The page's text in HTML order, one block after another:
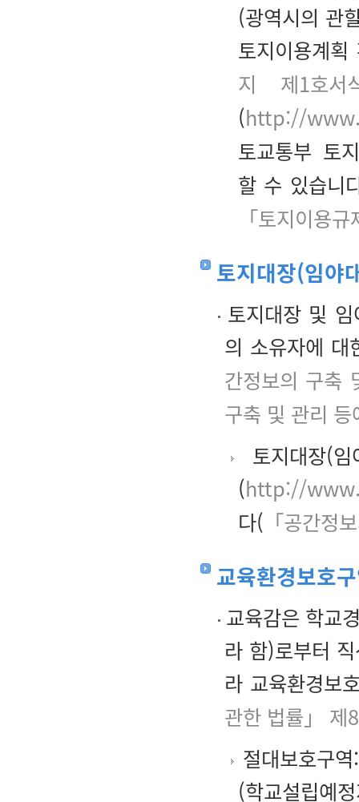
(광역시의 관
토지이용계획
지 제1호서
(http://
토교통부 토
할 수 있습니
「토지이용
토지대장(임야
토지대장 및
의 소유자에 대
간정보의 구축
구축 및 관리
토지대장(
(http://
다( 「공간정
교육환경보호
교육감은 학교
라 함)로부터
라 교육환경보
관한 법률」 제
절대보호구
(학교설립예